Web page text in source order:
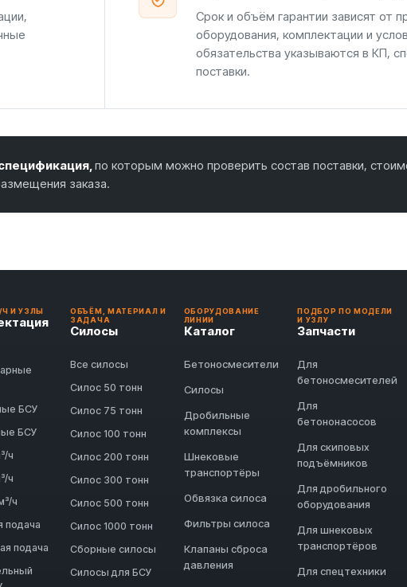
Срок и объём гарантии зависят от
оборудования, комплектации и
обязательства указываются в КП,
поставки.
по которым можно проверить состав поставки,
заказа.
И УЗЛЫ
БСУ
БСУ
ч
ч
ч
подача
подача
ОБЪЁМ, МАТЕРИАЛ И
ЗАДАЧА
Силосы
Все силосы
Силос 50 тонн
Силос 75 тонн
Силос 100 тонн
Силос 200 тонн
Силос 300 тонн
Силос 500 тонн
Силос 1000 тонн
Сборные силосы
Силосы для БСУ
ОБОРУДОВАНИЕ
ЛИНИИ
Каталог
Бетоносмесители
Силосы
Дробильные
комплексы
Шнековые
транспортёры
Обвязка силоса
Фильтры силоса
Клапаны сброса
давления
ПОДБОР ПО МОДЕЛИ
И УЗЛУ
Запчасти
Для
бетоносмесителей
Для
бетононасосов
Для скиповых
подъёмников
Для дробильного
оборудования
Для шнековых
транспортёров
Для спецтехники